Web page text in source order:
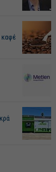
καφέ